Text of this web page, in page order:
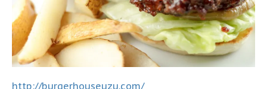
http://burgerhouseuzu.com/